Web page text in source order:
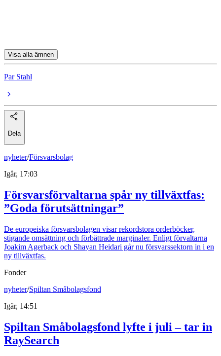
Visa alla ämnen
Par Stahl
Dela
nyheter/Försvarsbolag
Igår, 17:03
Försvarsförvaltarna spår ny tillväxtfas:
”Goda förutsättningar”
De europeiska försvarsbolagen visar rekordstora orderböcker,
stigande omsättning och förbättrade marginaler. Enligt förvaltarna
Joakim Agerback och Shayan Heidari går nu försvarssektorn in i en
ny tillväxtfas.
Fonder
nyheter/Spiltan Småbolagsfond
Igår, 14:51
Spiltan Småbolagsfond lyfte i juli – tar in
RaySearch